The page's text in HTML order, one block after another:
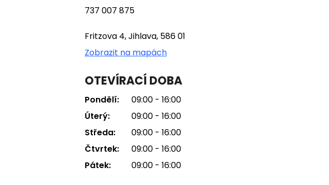
737 007 875
Fritzova 4, Jihlava, 586 01
Zobrazit na mapách
OTEVÍRACÍ DOBA
Pondělí:
09:00 - 16:00
Úterý:
09:00 - 16:00
Středa:
09:00 - 16:00
Čtvrtek:
09:00 - 16:00
Pátek:
09:00 - 16:00